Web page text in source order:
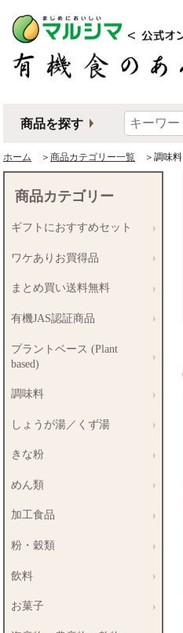
商品を探す
ホーム ＞ 商品カテゴリー一覧 ＞調味料
商品カテゴリー
ギフトにおすすめセット
ワケありお買得品
まとめ買い送料無料
有機JAS認証商品
プラントベース (Plant
based)
調味料
しょうが湯／くず湯
きな粉
めん類
加工食品
粉・穀類
飲料
お菓子